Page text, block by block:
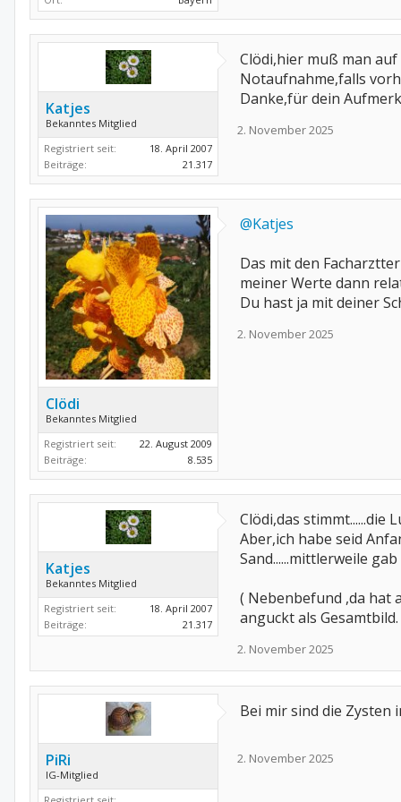
Katjes
Bekanntes Mitglied
Registriert seit:
18. April 2007
Beiträge:
21.317
Clödi,hier muß man
Notaufnahme,falls
Danke,für dein
2. November 2025
Clödi
Bekanntes Mitglied
Registriert seit:
22. August 2009
Beiträge:
8.535
@Katjes
Das mit den
meiner Werte dann
Du hast ja mit deiner
2. November 2025
Katjes
Bekanntes Mitglied
Registriert seit:
18. April 2007
Beiträge:
21.317
Clödi,das
Aber,ich habe seid
Sand......mittlerweile
( Nebenbefund ,da hat
anguckt als Gesamtbild.
2. November 2025
PiRi
IG-Mitglied
Bei mir sind die Zysten
2. November 2025